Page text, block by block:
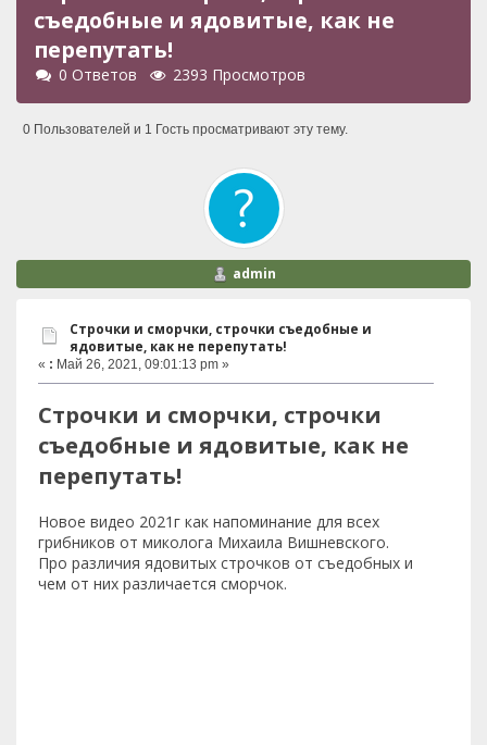
съедобные и ядовитые, как не
перепутать!
0 Ответов 2393 Просмотров
0 Пользователей и 1 Гость просматривают эту тему.
admin
Строчки и сморчки, строчки съедобные и
ядовитые, как не перепутать!
« : Май 26, 2021, 09:01:13 pm »
Строчки и сморчки, строчки
съедобные и ядовитые, как не
перепутать!
Новое видео 2021г как напоминание для всех
грибников от миколога Михаила Вишневского.
Про различия ядовитых строчков от съедобных и
чем от них различается сморчок.